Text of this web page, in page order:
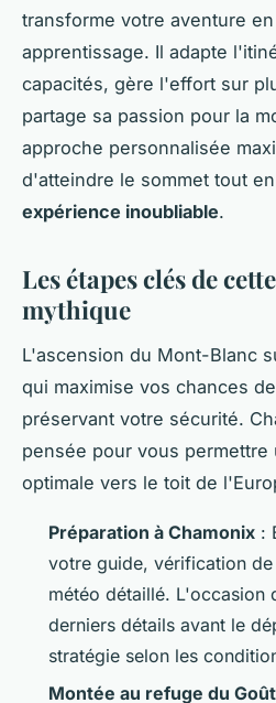
transforme votre aventure
apprentissage. Il adapte
capacités, gère l'effort sur
partage sa passion pour la
approche personnalisée
d'atteindre le sommet tout
expérience inoubliable.
Les étapes clés de
mythique
L'ascension du Mont-Blanc
qui maximise vos chances
préservant votre sécurité.
pensée pour vous permettre
optimale vers le toit de
Préparation à Chamonix :
votre guide, vérification
météo détaillé. L'occasion
derniers détails avant le
stratégie selon les
Montée au refuge du